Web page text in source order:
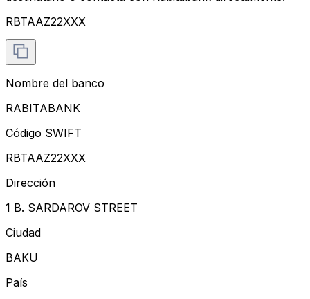
RBTAAZ22XXX
Nombre del banco
RABITABANK
Código SWIFT
RBTAAZ22XXX
Dirección
1 B. SARDAROV STREET
Ciudad
BAKU
País